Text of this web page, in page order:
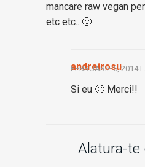
mancare raw vegan
etc etc.. 🙂
andreirosu
FEBRUARIE 5, 2014
Si eu 🙂 Merci!!
Alatura-te